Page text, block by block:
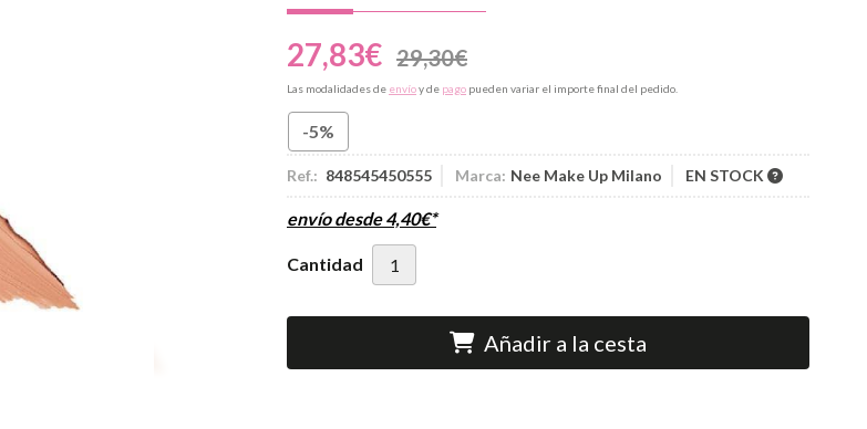
27,83€ 29,30€
Las modalidades de envíoy de pago pueden variar el importe final del pedido.
-5%
Ref.: 848545450555 Marca: Nee Make Up Milano EN STOCK
envío desde4,40€*
Cantidad
Añadir a la cesta